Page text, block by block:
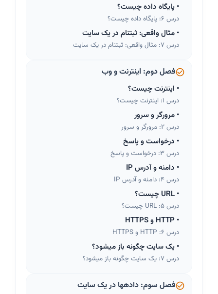
• پایگاه داده چیست؟
درس 6: پایگاه داده چیست؟
• مثال واقعی: ثبتنام در یک سایت
درس 7: مثال واقعی: ثبتنام در یک سایت
فصل دوم: اینترنت و وب
• اینترنت چیست؟
درس 1: اینترنت چیست؟
• مرورگر و سرور
درس 2: مرورگر و سرور
• درخواست و پاسخ
درس 3: درخواست و پاسخ
• دامنه و آدرس IP
درس 4: دامنه و آدرس IP
• URL چیست؟
درس 5: URL چیست؟
• HTTP و HTTPS
درس 6: HTTP و HTTPS
• یک سایت چگونه باز میشود؟
درس 7: یک سایت چگونه باز میشود؟
فصل سوم: دادهها در یک سایت